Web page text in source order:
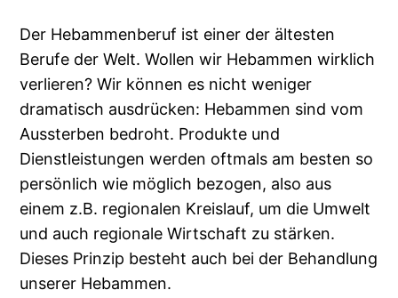
Der Hebammenberuf ist einer der ältesten
Berufe der Welt. Wollen wir Hebammen wirklich
verlieren? Wir können es nicht weniger
dramatisch ausdrücken: Hebammen sind vom
Aussterben bedroht. Produkte und
Dienstleistungen werden oftmals am besten so
persönlich wie möglich bezogen, also aus
einem z.B. regionalen Kreislauf, um die Umwelt
und auch regionale Wirtschaft zu stärken.
Dieses Prinzip besteht auch bei der Behandlung
unserer Hebammen.